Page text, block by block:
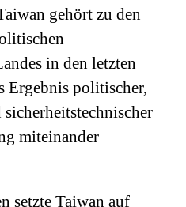
gehört zu den
in den letzten
Ergebnis politischer,
miteinander
setzte Taiwan auf